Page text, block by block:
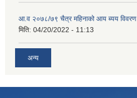
आ.व २०७८/७९ चैत्र महिनाको आय ब्यय विवरण
मिति: 04/20/2022 - 11:13
अन्य